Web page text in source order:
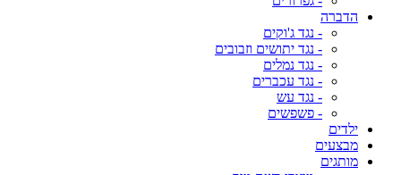
הדברה
- נגד ג'וקים
- נגד יתושים וזבובים
- נגד נמלים
- נגד עכברים
- נגד עש
- פשפשים
ילדים
מבצעים
מותגים